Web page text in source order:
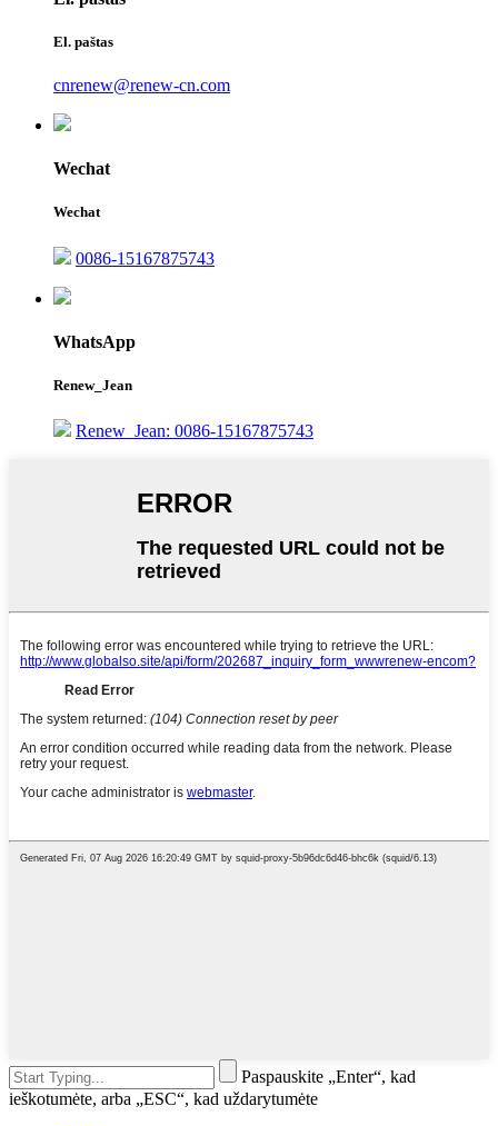
El. paštas
cnrenew@renew-cn.com
Wechat
Wechat
0086-15167875743
WhatsApp
Renew_Jean
Renew_Jean: 0086-15167875743
Paspauskite „Enter“, kad
ieškotumėte, arba „ESC“, kad uždarytumėte